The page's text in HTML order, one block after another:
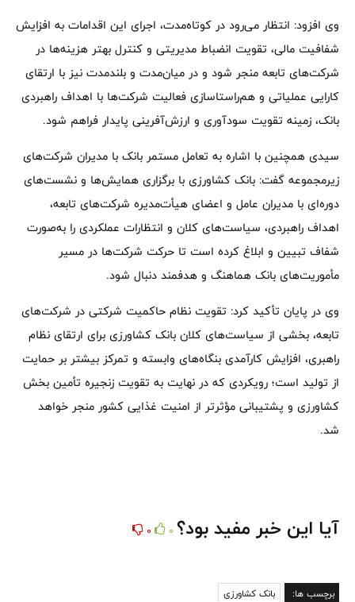
وی افزود: انتظار می‌رود در کوتاه‌مدت، اجرای این اقدامات به افزایش
شفافیت مالی، تقویت انضباط مدیریتی و کنترل بهتر هزینه‌ها در
شرکت‌های تابعه منجر شود و در میان‌مدت و بلندمدت نیز با ارتقای
کارایی عملیاتی و هم‌راستاسازی فعالیت شرکت‌ها با اهداف راهبردی
بانک، زمینه تقویت سودآوری و ارزش‌آفرینی پایدار فراهم شود.
سیدی همچنین با اشاره به تعامل مستمر بانک با مدیران شرکت‌های
زیرمجموعه گفت: بانک کشاورزی با برگزاری همایش‌ها و نشست‌های
دوره‌ای با مدیران عامل و اعضای هیأت‌مدیره شرکت‌های تابعه،
اهداف راهبردی، سیاست‌های کلان و انتظارات عملکردی را به‌صورت
شفاف تبیین و ابلاغ کرده است تا حرکت شرکت‌ها در مسیر
مأموریت‌های بانک هماهنگ و هدفمند دنبال شود.
وی در پایان تأکید کرد: تقویت نظام حاکمیت شرکتی در شرکت‌های
تابعه، بخشی از سیاست‌های کلان بانک کشاورزی برای ارتقای نظام
راهبری، افزایش کارآمدی بنگاه‌های وابسته و تمرکز بیشتر بر حمایت
از تولید است؛ رویکردی که در نهایت به تقویت زنجیره تأمین بخش
کشاورزی و پشتیبانی مؤثرتر از امنیت غذایی کشور منجر خواهد
شد.
آیا این خبر مفید بود؟ 0
0
برچسب ها: بانک کشاورزی